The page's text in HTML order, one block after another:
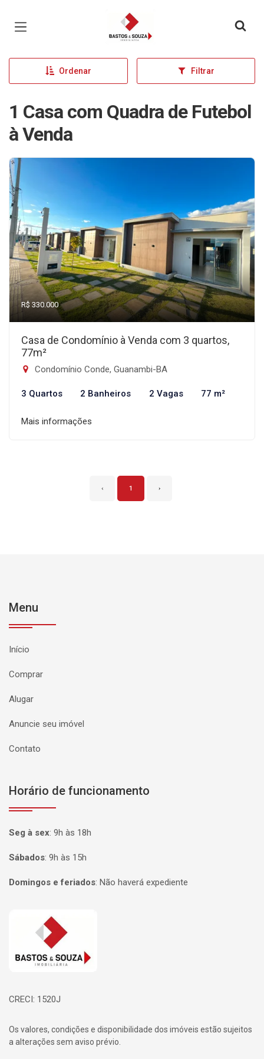
Página inicial
Ordenar Filtrar
1 Casa com Quadra de Futebol
à Venda
R$ 330.000
Casa de Condomínio à Venda com 3 quartos,
77m²
Condomínio Conde, Guanambi-BA
3 Quartos 2 Banheiros 2 Vagas 77 m²
Mais informações
‹ 1 ›
Menu
Início
Comprar
Alugar
Anuncie seu imóvel
Contato
Horário de funcionamento
Seg à sex: 9h às 18h
Sábados: 9h às 15h
Domingos e feriados: Não haverá expediente
Página inicial
CRECI: 1520J
Os valores, condições e disponibilidade dos imóveis estão sujeitos
a alterações sem aviso prévio.